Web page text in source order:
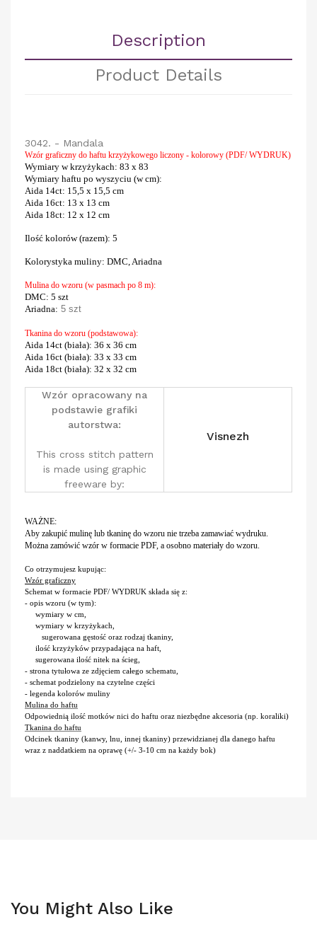
Description
Product Details
3042. - Mandala
Wzór graficzny do haftu krzyżykowego liczony - kolorowy (PDF/ WYDRUK)
Wymiary w krzyżykach: 83 x 83
Wymiary haftu po wyszyciu (w cm):
Aida 14ct: 15,5 x 15,5 cm
Aida 16ct: 13 x 13 cm
Aida 18ct: 12 x 12 cm
Ilość kolorów (razem): 5
Kolorystyka muliny: DMC, Ariadna
Mulina do wzoru (w pasmach po 8 m):
DMC: 5 szt
Ariadna: 5 szt
Tkanina do wzoru (podstawowa):
Aida 14ct (biała): 36 x 36 cm
Aida 16ct (biała): 33 x 33 cm
Aida 18ct (biała): 32 x 32 cm
Wzór opracowany na
podstawie grafiki
autorstwa:
This cross stitch pattern
is made using graphic
freeware by:
Visnezh
WAŻNE:
Aby zakupić mulinę lub tkaninę do wzoru nie trzeba zamawiać wydruku.
Można zamówić wzór w formacie PDF, a osobno materiały do wzoru.
Co otrzymujesz kupując:
Wzór graficzny
Schemat w formacie PDF/ WYDRUK składa się z:
- opis wzoru (w tym):
wymiary w cm,
wymiary w krzyżykach,
sugerowana gęstość oraz rodzaj tkaniny,
ilość krzyżyków przypadająca na haft,
sugerowana ilość nitek na ścieg,
- strona tytułowa ze zdjęciem całego schematu,
- schemat podzielony na czytelne części
- legenda kolorów muliny
Mulina do haftu
Odpowiednią ilość motków nici do haftu oraz niezbędne akcesoria (np. koraliki)
Tkanina do haftu
Odcinek tkaniny (kanwy, lnu, innej tkaniny) przewidzianej dla danego haftu
wraz z naddatkiem na oprawę (+/- 3-10 cm na każdy bok)
You Might Also Like